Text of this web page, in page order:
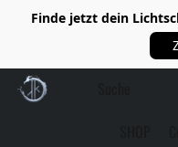
Finde jetzt dein